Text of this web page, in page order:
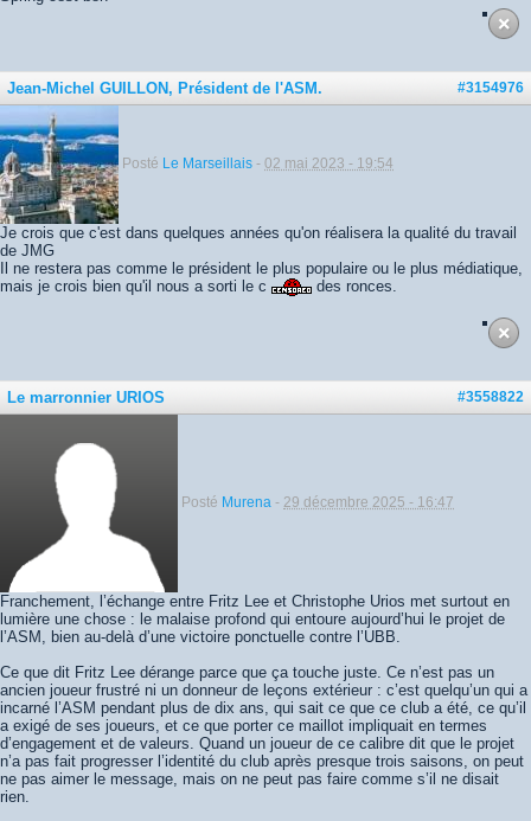
#3154976
Jean-Michel GUILLON, Président de l'ASM.
Posté Le Marseillais - 02 mai 2023 - 19:54
Je crois que c'est dans quelques années qu'on réalisera la qualité du travail
de JMG
Il ne restera pas comme le président le plus populaire ou le plus médiatique,
mais je crois bien qu'il nous a sorti le c
des ronces.
#3558822
Le marronnier URIOS
Posté Murena - 29 décembre 2025 - 16:47
Franchement, l’échange entre Fritz Lee et Christophe Urios met surtout en
lumière une chose : le malaise profond qui entoure aujourd’hui le projet de
l’ASM, bien au-delà d’une victoire ponctuelle contre l’UBB.
Ce que dit Fritz Lee dérange parce que ça touche juste. Ce n’est pas un
ancien joueur frustré ni un donneur de leçons extérieur : c’est quelqu’un qui a
incarné l’ASM pendant plus de dix ans, qui sait ce que ce club a été, ce qu’il
a exigé de ses joueurs, et ce que porter ce maillot impliquait en termes
d’engagement et de valeurs. Quand un joueur de ce calibre dit que le projet
n’a pas fait progresser l’identité du club après presque trois saisons, on peut
ne pas aimer le message, mais on ne peut pas faire comme s’il ne disait
rien.